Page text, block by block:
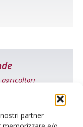
partner
agricoltori